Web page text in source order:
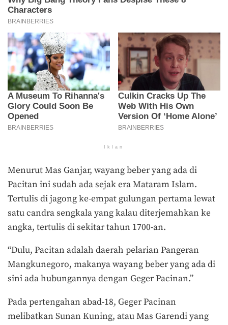
Iklan
Menurut Mas Ganjar, wayang beber yang ada di
Pacitan ini sudah ada sejak era Mataram Islam.
Tertulis di jagong ke-empat gulungan pertama lewat
satu candra sengkala yang kalau diterjemahkan ke
angka, tertulis di sekitar tahun 1700-an.
“Dulu, Pacitan adalah daerah pelarian Pangeran
Mangkunegoro, makanya wayang beber yang ada di
sini ada hubungannya dengan Geger Pacinan.”
Pada pertengahan abad-18, Geger Pacinan
melibatkan Sunan Kuning, atau Mas Garendi yang